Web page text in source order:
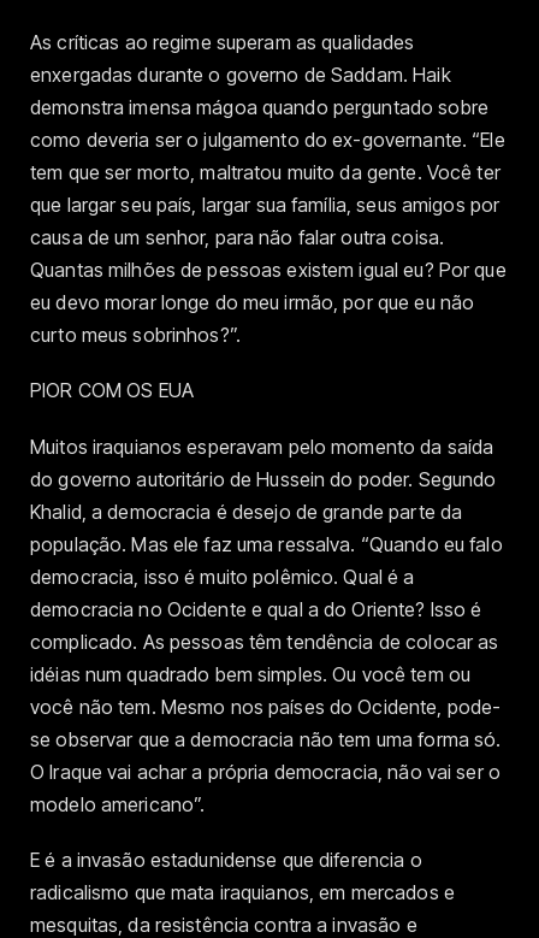
As críticas ao regime superam as qualidades
enxergadas durante o governo de Saddam. Haik
demonstra imensa mágoa quando perguntado sobre
como deveria ser o julgamento do ex-governante. “Ele
tem que ser morto, maltratou muito da gente. Você ter
que largar seu país, largar sua família, seus amigos por
causa de um senhor, para não falar outra coisa.
Quantas milhões de pessoas existem igual eu? Por que
eu devo morar longe do meu irmão, por que eu não
curto meus sobrinhos?”.
PIOR COM OS EUA
Muitos iraquianos esperavam pelo momento da saída
do governo autoritário de Hussein do poder. Segundo
Khalid, a democracia é desejo de grande parte da
população. Mas ele faz uma ressalva. “Quando eu falo
democracia, isso é muito polêmico. Qual é a
democracia no Ocidente e qual a do Oriente? Isso é
complicado. As pessoas têm tendência de colocar as
idéias num quadrado bem simples. Ou você tem ou
você não tem. Mesmo nos países do Ocidente, pode-
se observar que a democracia não tem uma forma só.
O Iraque vai achar a própria democracia, não vai ser o
modelo americano”.
E é a invasão estadunidense que diferencia o
radicalismo que mata iraquianos, em mercados e
mesquitas, da resistência contra a invasão e